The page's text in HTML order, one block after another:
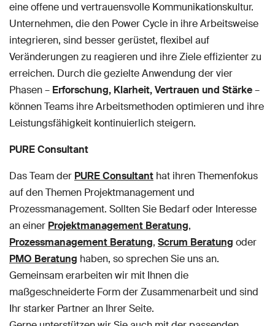
eine offene und vertrauensvolle Kommunikationskultur.
Unternehmen, die den Power Cycle in ihre Arbeitsweise
integrieren, sind besser gerüstet, flexibel auf
Veränderungen zu reagieren und ihre Ziele effizienter zu
erreichen. Durch die gezielte Anwendung der vier
Phasen – Erforschung, Klarheit, Vertrauen und Stärke–
können Teams ihre Arbeitsmethoden optimieren und ihre
Leistungsfähigkeit kontinuierlich steigern.
PURE Consultant
Das Team der PURE Consultant hat ihren Themenfokus
auf den Themen Projektmanagement und
Prozessmanagement. Sollten Sie Bedarf oder Interesse
an einer Projektmanagement Beratung,
Prozessmanagement Beratung, Scrum Beratung oder
PMO Beratung haben, so sprechen Sie uns an.
Gemeinsam erarbeiten wir mit Ihnen die
maßgeschneiderte Form der Zusammenarbeit und sind
Ihr starker Partner an Ihrer Seite.